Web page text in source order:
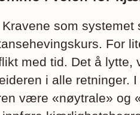
som systemet
For
med tid. Det å
i alle retninger.
være «nøytrale» og